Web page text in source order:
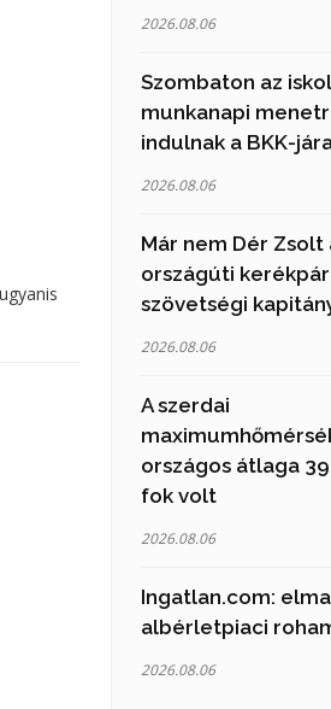
2026.08.06
Szombaton az
munkanapi
indulnak a BKK-
2026.08.06
Már nem Dér Zsolt
országúti
szövetségi
2026.08.06
A szerdai
országos átlaga
fok volt
2026.08.06
Ingatlan.com:
albérletpiaci
2026.08.06